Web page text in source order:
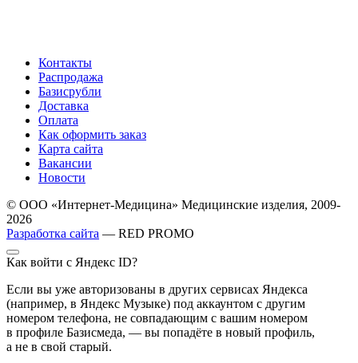
Контакты
Распродажа
Базисрубли
Доставка
Оплата
Как оформить заказ
Карта сайта
Вакансии
Новости
© ООО «Интернет-Медицина» Медицинские изделия, 2009-
2026
Разработка сайта — RED PROMO
Как войти с Яндекс ID?
Если вы уже авторизованы в других сервисах Яндекса
(например, в Яндекс Музыке) под аккаунтом с другим
номером телефона, не совпадающим с вашим номером
в профиле Базисмеда, — вы попадёте в новый профиль,
а не в свой старый.